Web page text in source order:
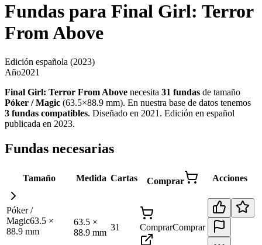
Fundas para Final Girl: Terror
From Above
Edición española (2023)
Año2021
Final Girl: Terror From Above necesita 31 fundas de tamaño
Póker / Magic (63.5×88.9 mm). En nuestra base de datos tenemos
3 fundas compatibles. Diseñado en 2021. Edición en español
publicada en 2023.
Fundas necesarias
Tamaño Medida Cartas Comprar Acciones
Póker /
Magic63.5 ×
88.9 mm
63.5 ×
88.9 mm
31 ComprarComprar